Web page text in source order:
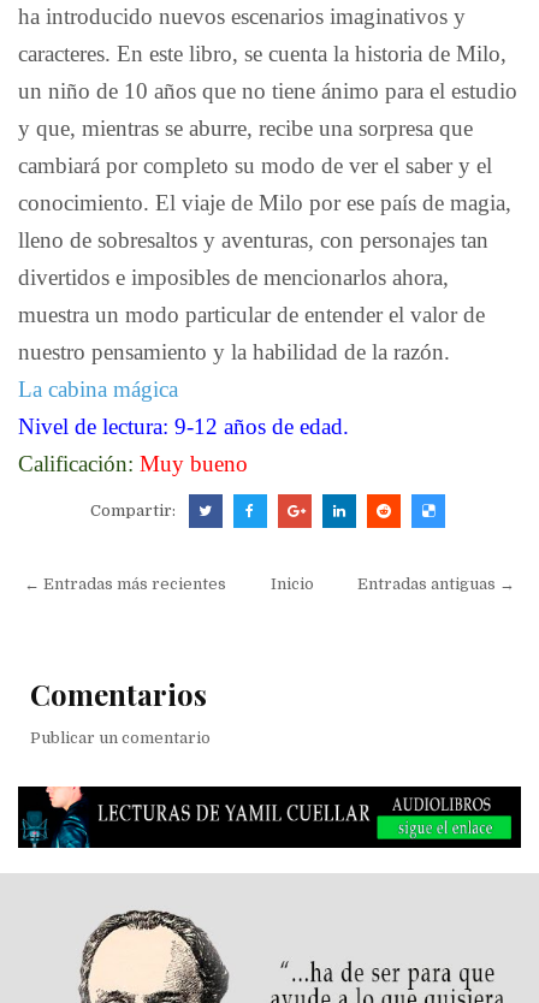
ha introducido nuevos escenarios imaginativos y
caracteres. En este libro, se cuenta la historia de Milo,
un niño de 10 años que no tiene ánimo para el estudio
y que, mientras se aburre, recibe una sorpresa que
cambiará por completo su modo de ver el saber y el
conocimiento. El viaje de Milo por ese país de magia,
lleno de sobresaltos y aventuras, con personajes tan
divertidos e imposibles de mencionarlos ahora,
muestra un modo particular de entender el valor de
nuestro pensamiento y la habilidad de la razón.
La cabina mágica
Nivel de lectura: 9-12 años de edad.
Calificación: Muy bueno
Compartir:
← Entradas más recientes Entradas antiguas →
Inicio
Comentarios
Publicar un comentario